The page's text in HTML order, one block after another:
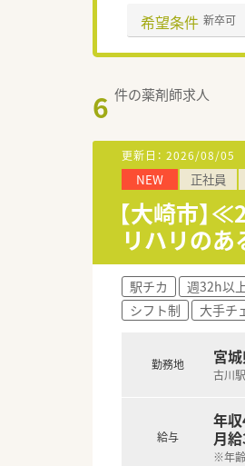
希望条件 新卒可
6 件の薬剤師求人
更新日： 2026/08/05
NEW 正社員
【大崎市】
リハリの
駅チカ 週32h以
シフト制
大手チ
勤務地 宮
古川
給与
年
月
※年